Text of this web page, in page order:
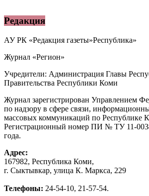
Редакция
АУ РК «Редакция газеты»Республика»
Журнал «Регион»
Учредители: Администрация Главы
Правительства Республики Коми
Журнал зарегистрирован Управлением
по надзору в сфере связи,
массовых коммуникаций по Республике
Регистрационный номер ПИ № ТУ 11-
года.
Адрес:
167982, Республика Коми,
г. Сыктывкар, улица К. Маркса, 229
Телефоны: 24-54-10, 21-57-54.